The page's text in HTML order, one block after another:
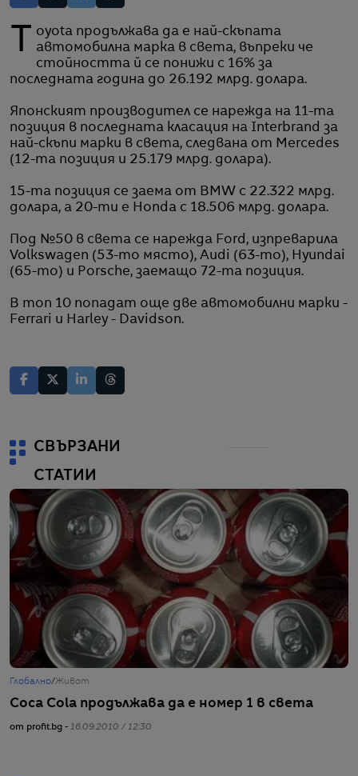
Toyota продължава да е най-скъпата
автомобилна марка в света, въпреки че
стойността й се понижи с 16% за
последната година до 26.192 млрд. долара.
Японският производител се нарежда на 11-та
позиция в последната класация на Interbrand за
най-скъпи марки в света, следвана от Mercedes
(12-та позиция и 25.179 млрд. долара).
15-та позиция се заема от BMW с 22.322 млрд.
долара, а 20-ти е Honda с 18.506 млрд. долара.
Под №50 в света се нарежда Ford, изпреварила
Volkswagen (53-то място), Audi (63-то), Hyundai
(65-то) и Porsche, заемащо 72-та позиция.
В топ 10 попадат още две автомобилни марки -
Ferrari и Harley - Davidson.
СВЪРЗАНИ
СТАТИИ
Глобално/Живот
Coca Cola продължава да е номер 1 в света
от profit.bg - 16.09.2010 / 12:30